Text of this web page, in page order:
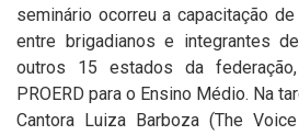
seminário ocorreu a capacitação
entre brigadianos e integrantes
outros 15 estados da
PROERD para o Ensino Médio. Na
Cantora Luiza Barboza (The